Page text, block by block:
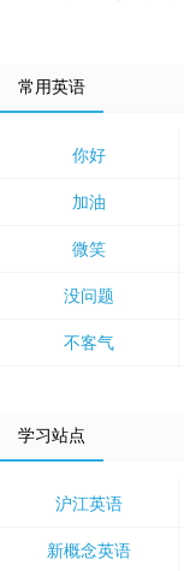
常用英语
你好
加油
微笑
没问题
不客气
学习站点
沪江英语
新概念英语